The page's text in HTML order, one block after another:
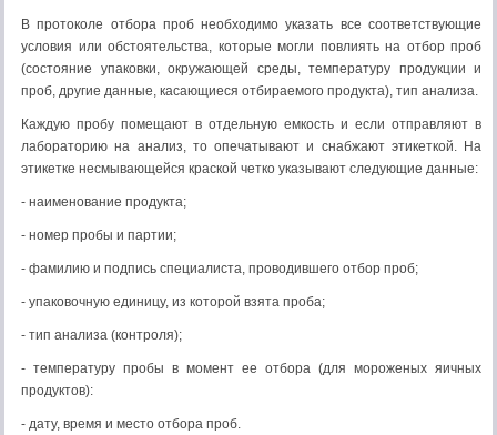
В протоколе отбора проб необходимо указать все соответствующие
условия или обстоятельства, которые могли повлиять на отбор проб
(состояние упаковки, окружающей среды, температуру продукции и
проб, другие данные, касающиеся отбираемого продукта), тип анализа.
Каждую пробу помещают в отдельную емкость и если отправляют в
лабораторию на анализ, то опечатывают и снабжают этикеткой. На
этикетке несмывающейся краской четко указывают следующие данные:
- наименование продукта;
- номер пробы и партии;
- фамилию и подпись специалиста, проводившего отбор проб;
- упаковочную единицу, из которой взята проба;
- тип анализа (контроля);
- температуру пробы в момент ее отбора (для мороженых яичных
продуктов):
- дату, время и место отбора проб.